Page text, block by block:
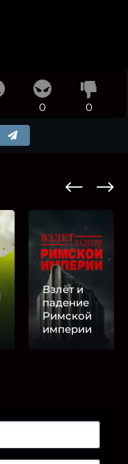
0 0
Взлёт и
падение
Римской
империи